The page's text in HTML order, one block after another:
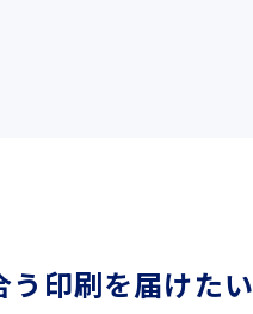
う印刷を届けたい